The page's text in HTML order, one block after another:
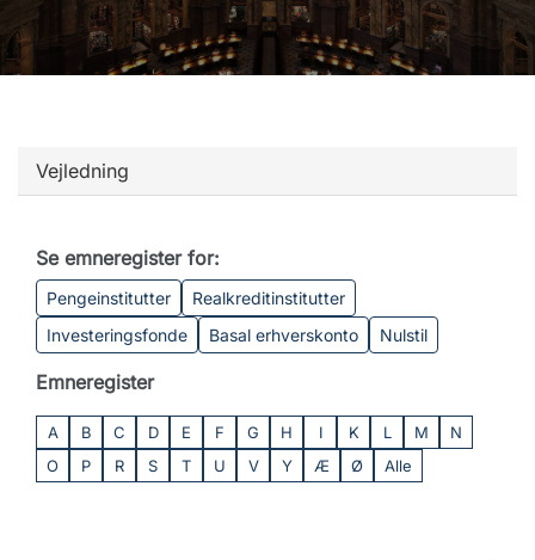
Vejledning
Se emneregister for:
Pengeinstitutter
Realkreditinstitutter
Investeringsfonde
Basal erhverskonto Nulstil
Emneregister
A B C D E F G H I K L M
N
O
P R S T U V Y Æ Ø Alle